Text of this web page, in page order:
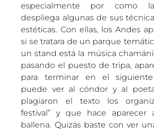
especialmente por como
despliega algunas de sus
estéticas. Con ellas, los Andes
si se tratara de un parque
un stand está la música
pasando el puesto de tripa,
para terminar en el
puede ver al cóndor y al
plagiaron el texto los
festival” y que hace aparecer
ballena. Quizás baste con ver